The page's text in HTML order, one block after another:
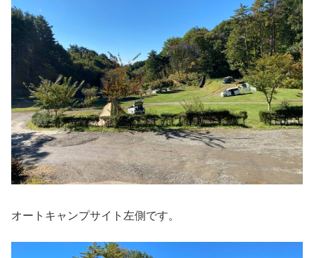
オートキャンプサイト左側です。